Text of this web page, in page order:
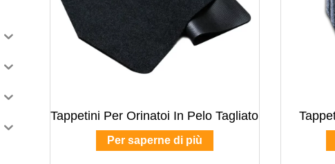
Tappetini Per Orinatoi In Pelo Tagliato
Per saperne di più